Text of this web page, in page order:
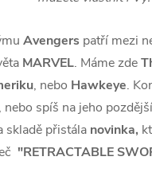
Avengers patří mezi
MARVEL. Máme zde
, nebo Hawkeye.
nebo spíš na jeho
skladě přistála novinka,
"RETRACTABLE